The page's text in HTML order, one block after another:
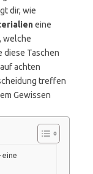
dir, wie
eine
welche
Taschen
achten
treffen
Gewissen
eine